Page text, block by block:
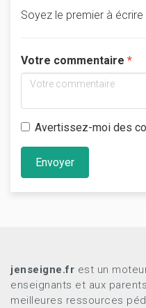
Soyez le premier à
Votre commentaire
Avertissez-moi des
Envoyer
jenseigne.fr est un
enseignants et aux
meilleures ressources